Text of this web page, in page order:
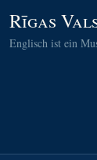
Rīgas
Englisch ist ein